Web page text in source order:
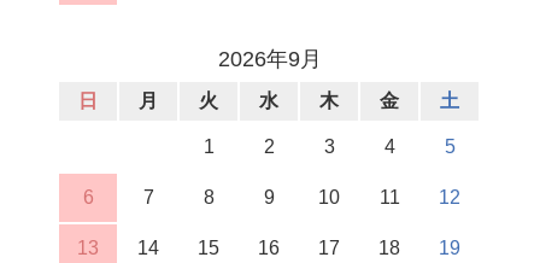
2026年9月
日 月 火 水 木 金 土
1 2 3 4 5
6 7 8 9 10 11 12
13 14 15 16 17 18 19